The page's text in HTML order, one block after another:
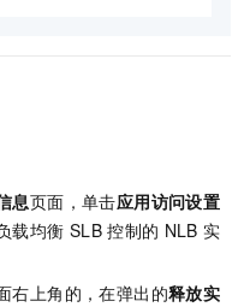
息页面，单击应用访问设置
载均衡 SLB 控制的 NLB 实
右上角的 ，在弹出的释放实